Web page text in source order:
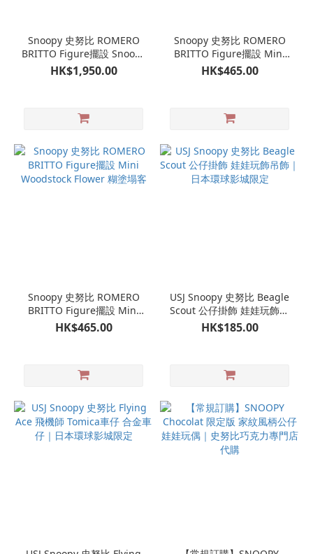
Snoopy 史努比 ROMERO
BRITTO Figure擺設 Snoopy
Heart Statue
HK$1,950.00
Snoopy 史努比 ROMERO
BRITTO Figure擺設 Mini
Snoopy Heart
HK$465.00
Snoopy 史努比 ROMERO
BRITTO Figure擺設 Mini
Woodstock Flower 糊塗塌
HK$465.00
USJ Snoopy 史努比 Beagle
Scout 公仔掛飾 娃娃玩飾吊
飾｜日本環球影城限定
HK$185.00